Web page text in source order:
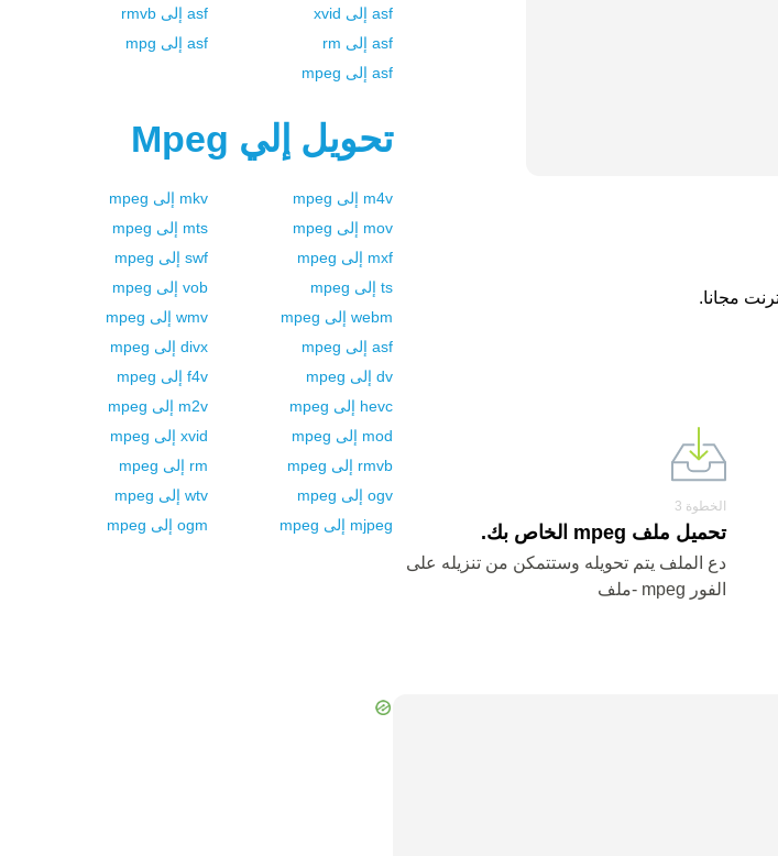
الخطوة 3
تحميل ملف mpeg الخاص بك.
دع الملف يتم تحويله وستتمكن من تنزيله على
الفور mpeg -ملف
asf إلى xvid
asf إلى rmvb
asf إلى rm
asf إلى mpg
asf إلى mpeg
تحويل إلي Mpeg
m4v إلى mpeg
mkv إلى mpeg
mov إلى mpeg
mts إلى mpeg
mxf إلى mpeg
swf إلى mpeg
ts إلى mpeg
vob إلى mpeg
webm إلى mpeg
wmv إلى mpeg
asf إلى mpeg
divx إلى mpeg
dv إلى mpeg
f4v إلى mpeg
hevc إلى mpeg
m2v إلى mpeg
mod إلى mpeg
xvid إلى mpeg
rmvb إلى mpeg
rm إلى mpeg
ogv إلى mpeg
wtv إلى mpeg
mjpeg إلى mpeg
ogm إلى mpeg